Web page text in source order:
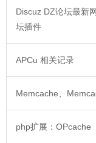
Discuz DZ论坛最新
坛插件
APCu 相关记录
Memcache、
php扩展：OPcache